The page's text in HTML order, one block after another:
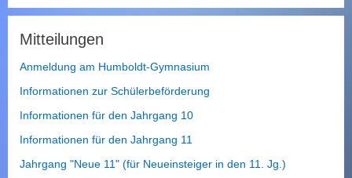
Mitteilungen
Anmeldung am Humboldt-Gymnasium
Informationen zur Schülerbeförderung
Informationen für den Jahrgang 10
Informationen für den Jahrgang 11
Jahrgang "Neue 11" (für Neueinsteiger in den 11. Jg.)